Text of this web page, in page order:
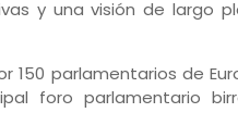
y una visión de largo
150 parlamentarios de
foro parlamentario